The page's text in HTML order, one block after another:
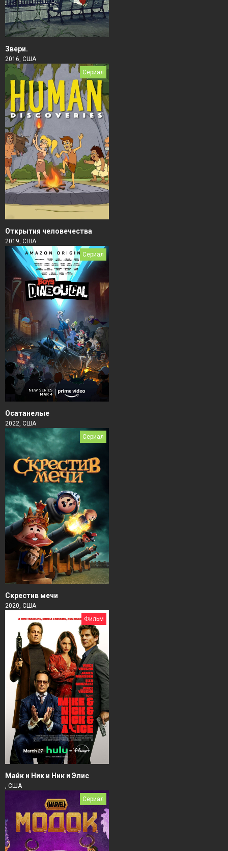
Звери.
2016, США
Сериал
Открытия человечества
2019, США
Сериал
Осатанелые
2022, США
Сериал
Скрестив мечи
2020, США
Фильм
Майк и Ник и Ник и Элис
, США
Сериал